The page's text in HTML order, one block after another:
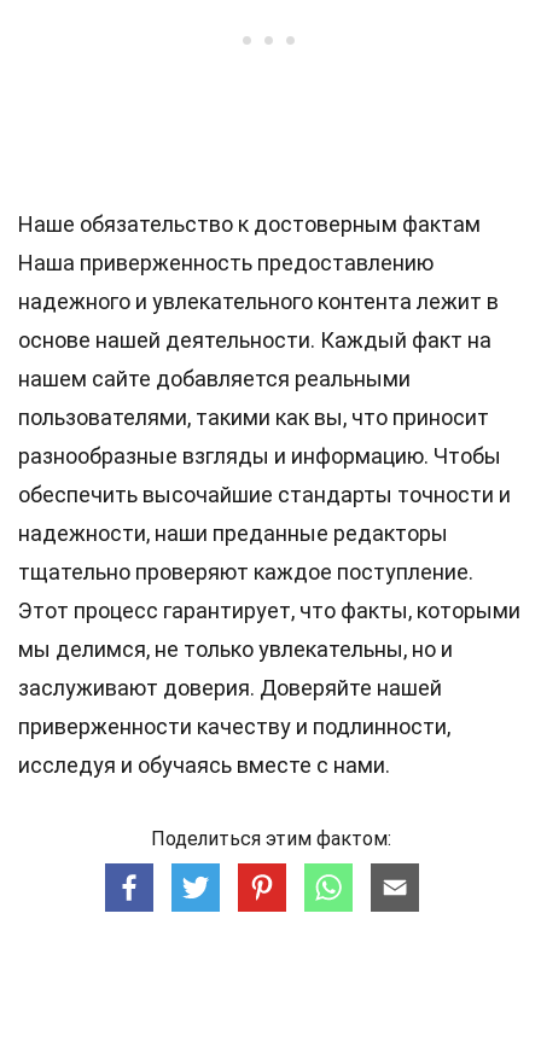
Наше обязательство к достоверным фактам
Наша приверженность предоставлению
надежного и увлекательного контента лежит в
основе нашей деятельности. Каждый факт на
нашем сайте добавляется реальными
пользователями, такими как вы, что приносит
разнообразные взгляды и информацию. Чтобы
обеспечить высочайшие стандарты точности и
надежности, наши преданные редакторы
тщательно проверяют каждое поступление.
Этот процесс гарантирует, что факты, которыми
мы делимся, не только увлекательны, но и
заслуживают доверия. Доверяйте нашей
приверженности качеству и подлинности,
исследуя и обучаясь вместе с нами.
Поделиться этим фактом: